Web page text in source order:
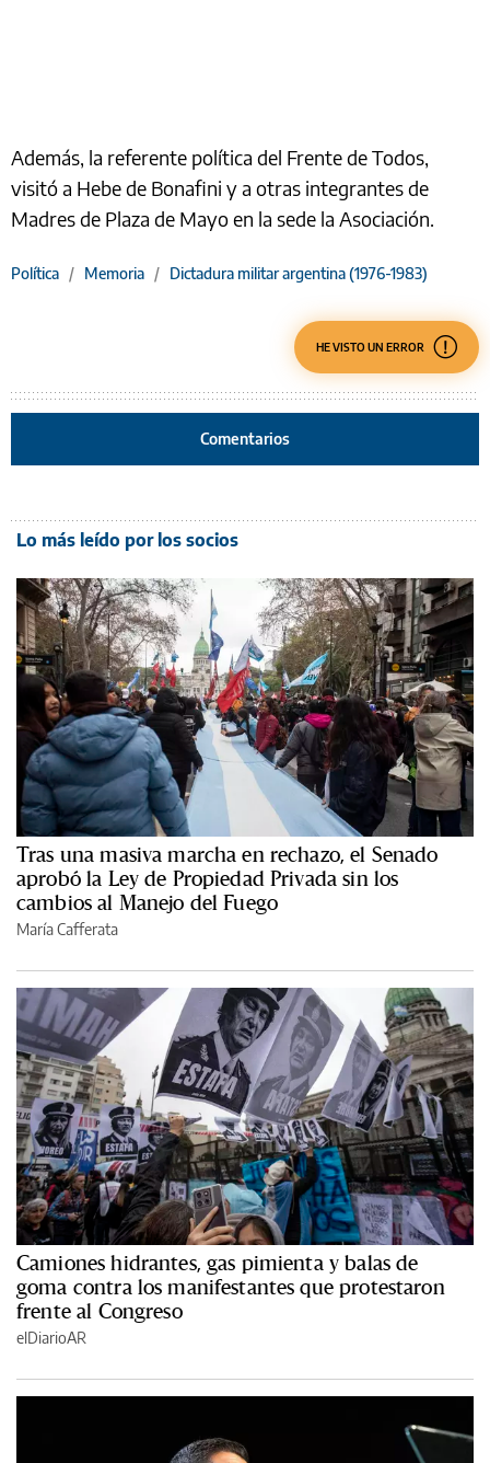
Además, la referente política del Frente de Todos,
visitó a Hebe de Bonafini y a otras integrantes de
Madres de Plaza de Mayo en la sede la Asociación.
Política / Memoria / Dictadura militar argentina (1976-1983)
HE VISTO UN ERROR
Comentarios
Lo más leído por los socios
Tras una masiva marcha en rechazo, el Senado
aprobó la Ley de Propiedad Privada sin los
cambios al Manejo del Fuego
María Cafferata
Camiones hidrantes, gas pimienta y balas de
goma contra los manifestantes que protestaron
frente al Congreso
elDiarioAR